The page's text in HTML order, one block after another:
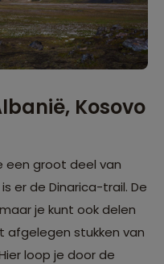
Kosovo
een groot deel van
er de Dinarica-trail. De
je kunt ook delen
afgelegen stukken van
loop je door de